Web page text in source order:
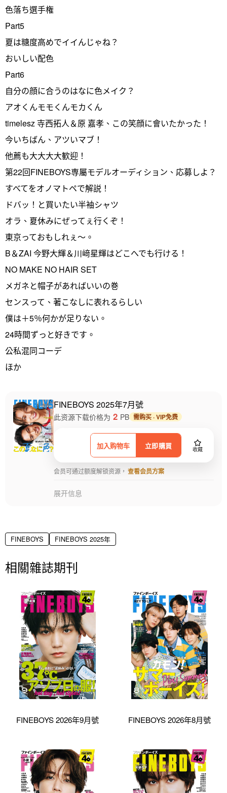
色落ち選手権
Part5
夏は糖度高めでイイんじゃね？
おいしい配色
Part6
自分の顔に合うのはなに色メイク？
アオくんモモくんモカくん
timelesz 寺西拓人＆原 嘉孝、この笑顔に會いたかった！
今いちばん、アツいマブ！
他薦も大大大大歓迎！
第22回FINEBOYS専屬モデルオーディション、応募しよ？
すべてをオノマトペで解説！
ドバッ！と買いたい半袖シャツ
オラ、夏休みにぜってぇ行くぞ！
東京っておもしれぇ～。
B＆ZAI 今野大輝＆川﨑星輝はどこへでも行ける！
NO MAKE NO HAIR SET
メガネと帽子があればいいの巻
センスって、著こなしに表れるらしい
僕は＋5％何かが足りない。
24時間ずっと好きです。
公私混同コーデ
ほか
FINEBOYS 2025年7月號
加入购物车 立即購買 收藏
此资源下载价格为 2 PB 需购买 · VIP免费
会员可通过额度解锁资源， 查看会员方案
展开信息
FINEBOYS FINEBOYS 2025年
相關雜誌期刊
FINEBOYS 2026年9月號 FINEBOYS 2026年8月號